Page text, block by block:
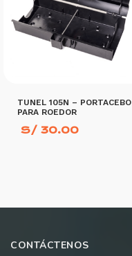
TUNEL 105N – PORTACEBO
PARA ROEDOR
S/ 30.00
CONTÁCTENOS